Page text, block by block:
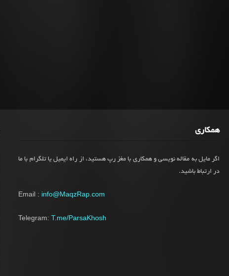
همکاری
اگر مایل به مقاله نویسی و همکاری با مغز رپ هستید، از راه ایمیل یا تلگرام با ما
در ارتباط باشید.
Email : info@MaqzRap.com
Telegram:T.me/ParsaKhosh